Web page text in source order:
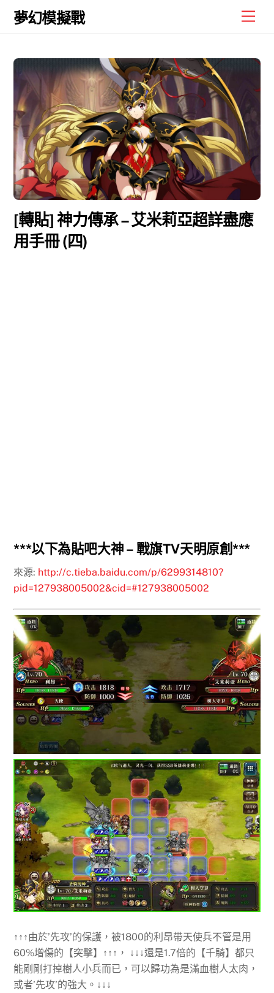
Skip
夢幻模擬戰
[轉貼] 神力傳承 – 艾米莉亞超詳盡應
用手冊 (四)
***以下為貼吧大神 – 戰旗TV天明原創***
來源: http://c.tieba.baidu.com/p/6299314810?
pid=127938005002&cid=#127938005002
↑↑↑由於’先攻’的保護，被1800的利昂帶天使兵不管是用
60%增傷的【突擊】↑↑↑， ↓↓↓還是1.7倍的【千騎】都只
能剛剛打掉樹人小兵而已，可以歸功為是滿血樹人太肉，
或者’先攻’的強大。↓↓↓